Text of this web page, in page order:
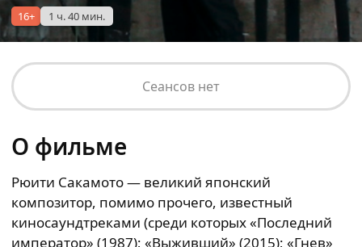
16+ 1 ч. 40 мин.
Сеансов нет
О фильме
Рюити Сакамото — великий японский
композитор, помимо прочего, известный
киносаундтреками (среди которых «Последний
император» (1987); «Выживший» (2015); «Гнев»